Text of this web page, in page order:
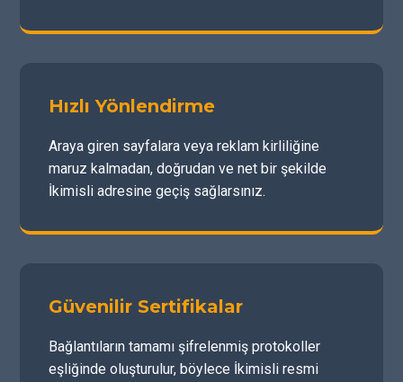
Hızlı Yönlendirme
Araya giren sayfalara veya reklam kirliliğine
maruz kalmadan, doğrudan ve net bir şekilde
İkimisli adresine geçiş sağlarsınız.
Güvenilir Sertifikalar
Bağlantıların tamamı şifrelenmiş protokoller
eşliğinde oluşturulur, böylece İkimisli resmi